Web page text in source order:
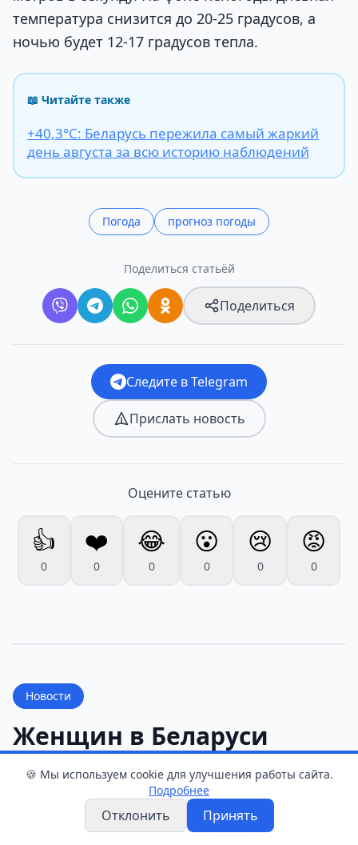
температура снизится до 20-25 градусов, а
ночью будет 12-17 градусов тепла.
📖 Читайте также
+40,3°С: Беларусь пережила самый жаркий
день августа за всю историю наблюдений
Погода прогноз погоды
Поделиться статьёй
Поделиться
Следите в Telegram
Прислать новость
Оцените статью
👍
0
❤️
0
😂
0
😮
0
😢
0
😡
0
Новости
Женщин в Беларуси
будут ставить на
воинский учёт по новым
правилам
🍪 Мы используем cookie для улучшения работы сайта.
Подробнее
Отклонить Принять